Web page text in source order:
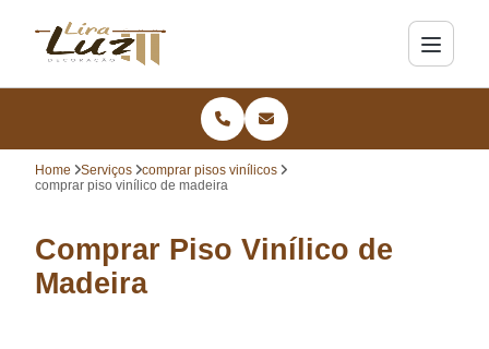
Home Serviços
comprar pisos vinílicos
comprar piso vinílico de madeira
Comprar Piso Vinílico de
Madeira